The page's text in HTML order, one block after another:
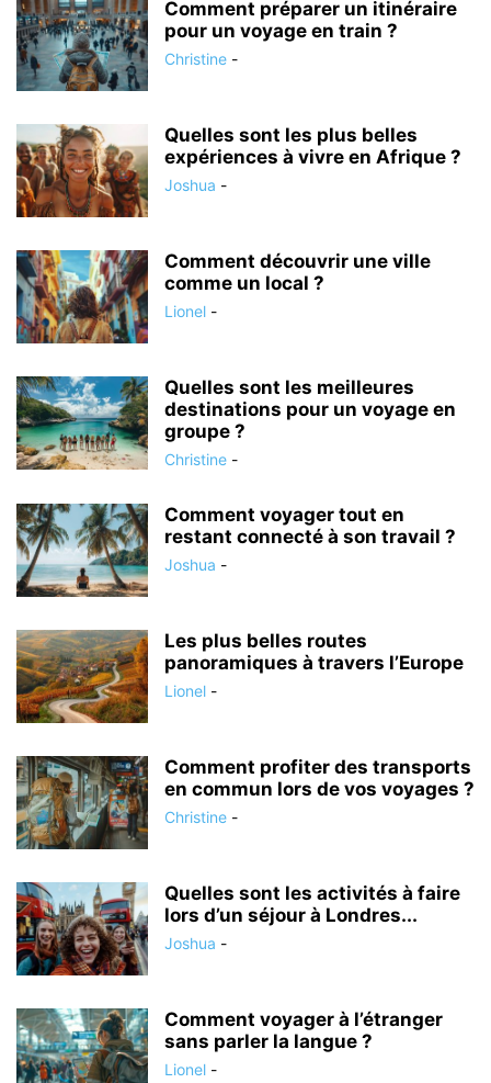
Comment préparer un itinéraire
pour un voyage en train ?
Christine -
Quelles sont les plus belles
expériences à vivre en Afrique ?
Joshua -
Comment découvrir une ville
comme un local ?
Lionel -
Quelles sont les meilleures
destinations pour un voyage en
groupe ?
Christine -
Comment voyager tout en
restant connecté à son travail ?
Joshua -
Les plus belles routes
panoramiques à travers l’Europe
Lionel -
Comment profiter des transports
en commun lors de vos voyages ?
Christine -
Quelles sont les activités à faire
lors d’un séjour à Londres...
Joshua -
Comment voyager à l’étranger
sans parler la langue ?
Lionel -